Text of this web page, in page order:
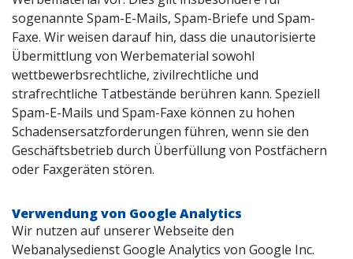
sogenannte Spam-E-Mails, Spam-Briefe und Spam-
Faxe. Wir weisen darauf hin, dass die unautorisierte
Übermittlung von Werbematerial sowohl
wettbewerbsrechtliche, zivilrechtliche und
strafrechtliche Tatbestände berühren kann. Speziell
Spam-E-Mails und Spam-Faxe können zu hohen
Schadensersatzforderungen führen, wenn sie den
Geschäftsbetrieb durch Überfüllung von Postfächern
oder Faxgeräten stören.
Verwendung von Google Analytics
Wir nutzen auf unserer Webseite den
Webanalysedienst Google Analytics von Google Inc.